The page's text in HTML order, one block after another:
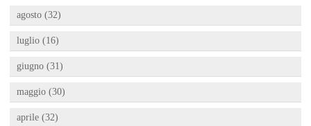
agosto (32)
luglio (16)
giugno (31)
maggio (30)
aprile (32)